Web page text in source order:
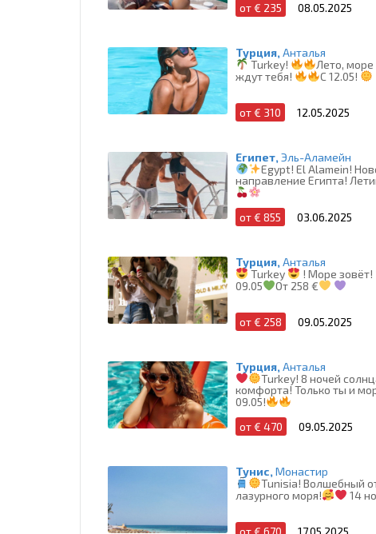
от € 235 08.05.2025
Турция, Анталья
Turkey!
Лето, море
ждут тебя!
С 12.05!
от € 310 12.05.2025
Египет, Эль-Аламейн
Egypt! El Alamein!
направление Египта!
от € 855 03.06.2025
Турция, Анталья
Turkey
! Море зовёт!
09.05
От 258 €
от € 258 09.05.2025
Турция, Анталья
Turkey! 8 ночей
комфорта! Только ты и
09.05!
от € 470
09.05.2025
Тунис, Монастир
Tunisia! Волшебный
лазурного моря!
14